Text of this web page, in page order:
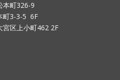
本町326-9
町3-3-5 6F
区上小町462 2F